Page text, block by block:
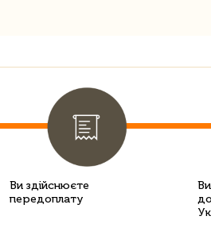
Ви здійснюєте
передоплату